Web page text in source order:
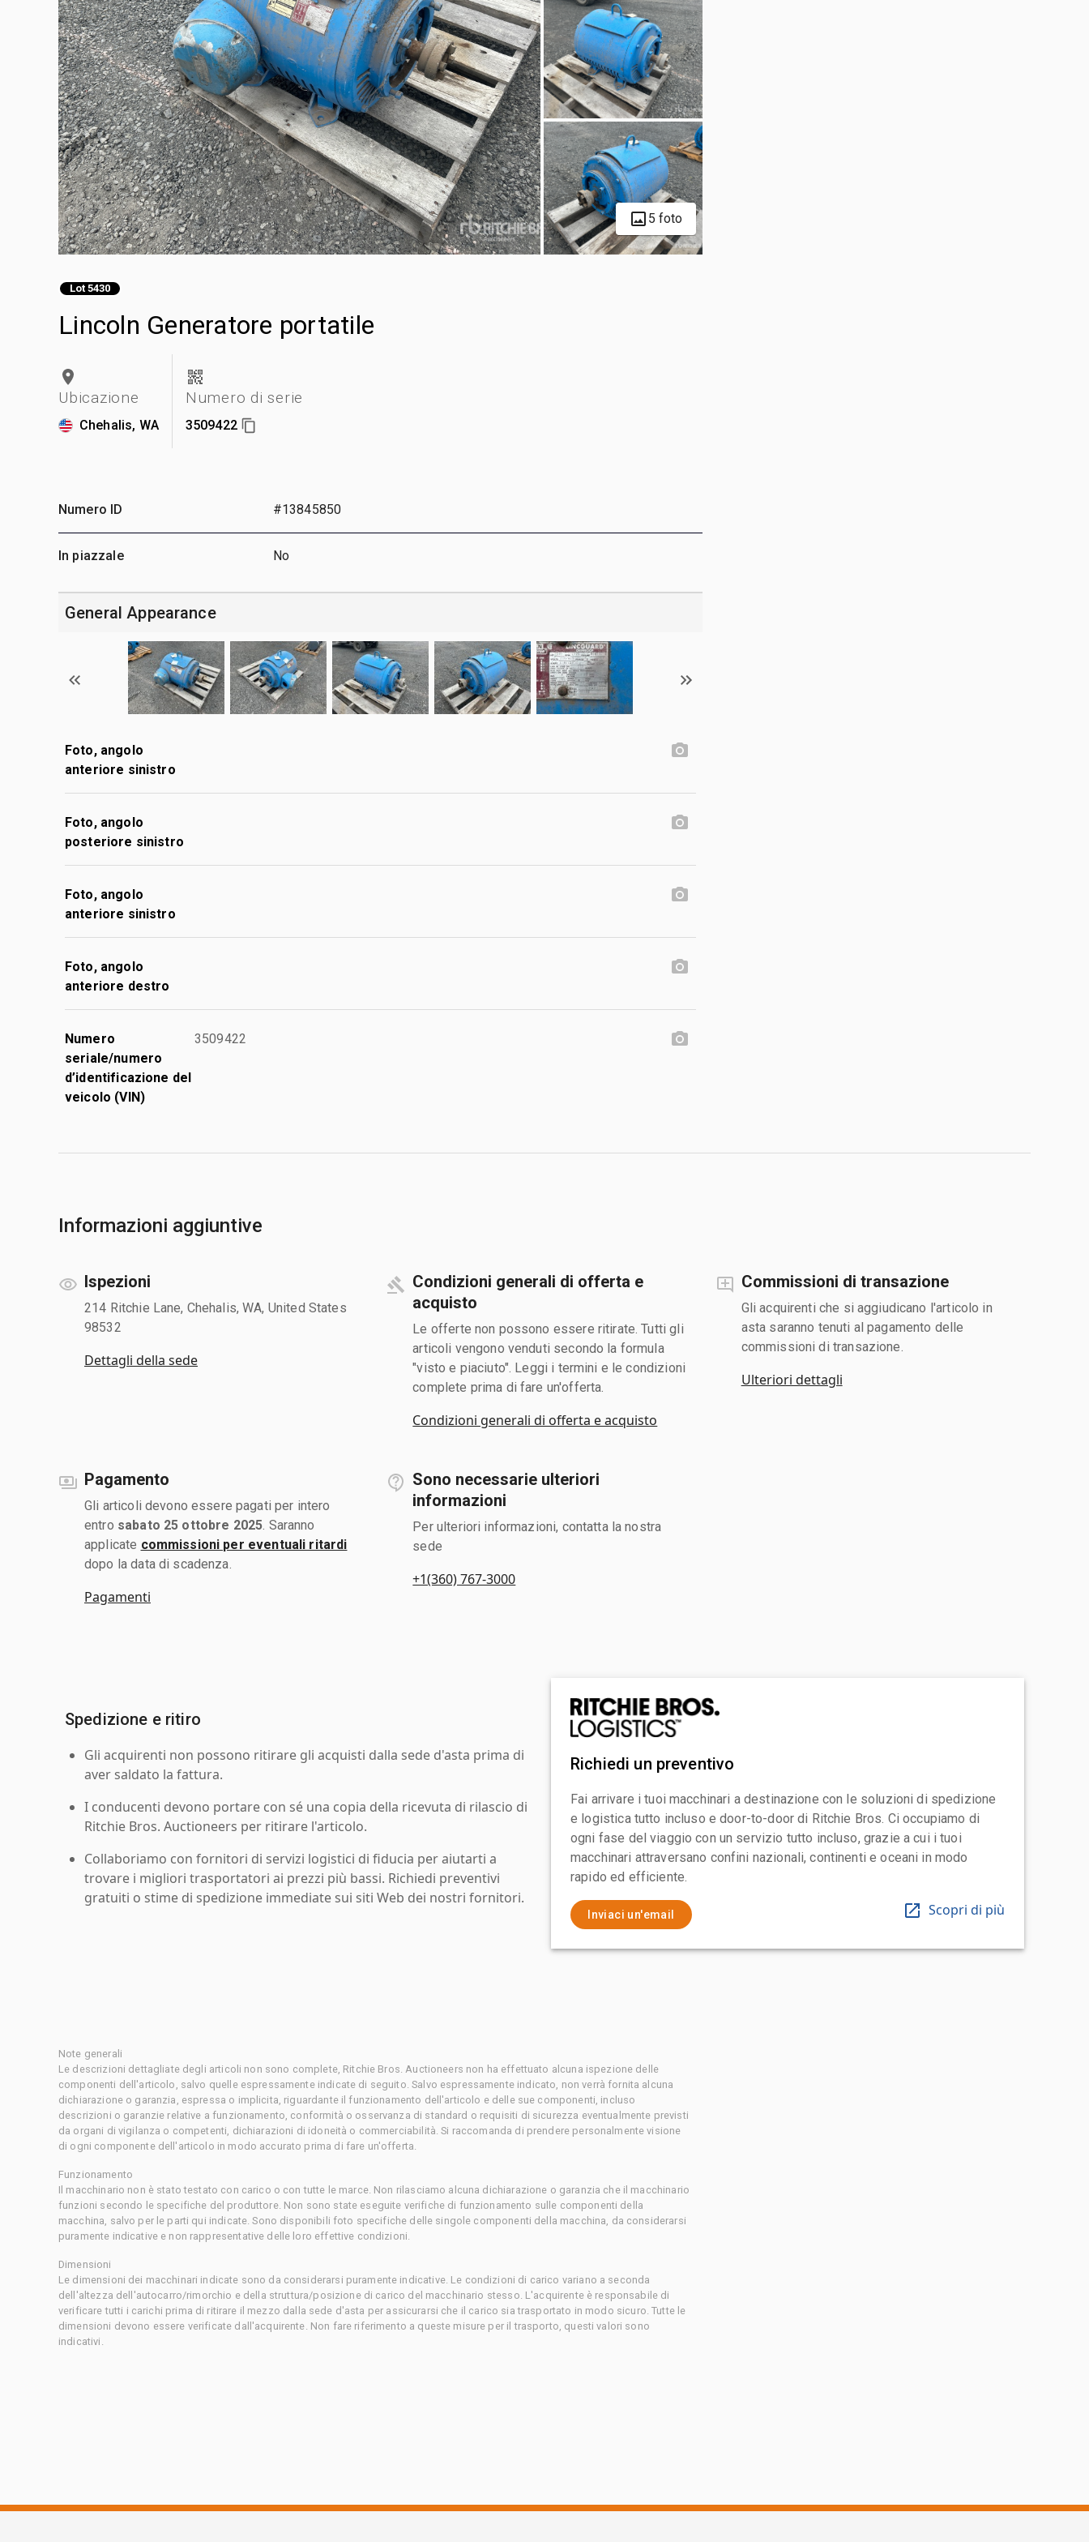
5 foto
Lot 5430
Lincoln Generatore portatile
Ubicazione
Chehalis, WA
Numero di serie
3509422
Numero ID #13845850
In piazzale No
General Appearance
Foto, angolo
anteriore sinistro
Foto, angolo
posteriore sinistro
Foto, angolo
anteriore sinistro
Foto, angolo
anteriore destro
Numero
seriale/numero
d’identificazione del
veicolo (VIN)
3509422
Informazioni aggiuntive
Ispezioni
214 Ritchie Lane, Chehalis, WA, United States
98532
Dettagli della sede
Condizioni generali di offerta e
acquisto
Le offerte non possono essere ritirate. Tutti gli
articoli vengono venduti secondo la formula
"visto e piaciuto". Leggi i termini e le condizioni
complete prima di fare un'offerta.
Condizioni generali di offerta e acquisto
Commissioni di transazione
Gli acquirenti che si aggiudicano l'articolo in
asta saranno tenuti al pagamento delle
commissioni di transazione.
Ulteriori dettagli
Pagamento
Gli articoli devono essere pagati per intero
entro sabato 25 ottobre 2025 . Saranno
applicate commissioni per eventuali ritardi
dopo la data di scadenza.
Pagamenti
Sono necessarie ulteriori
informazioni
Per ulteriori informazioni, contatta la nostra
sede
+1(360) 767-3000
Spedizione e ritiro
Gli acquirenti non possono ritirare gli acquisti dalla sede d'asta prima di
aver saldato la fattura.
I conducenti devono portare con sé una copia della ricevuta di rilascio di
Ritchie Bros. Auctioneers per ritirare l'articolo.
Collaboriamo con fornitori di servizi logistici di fiducia per aiutarti a
trovare i migliori trasportatori ai prezzi più bassi. Richiedi preventivi
gratuiti o stime di spedizione immediate sui siti Web dei nostri fornitori.
Richiedi un preventivo
Fai arrivare i tuoi macchinari a destinazione con le soluzioni di spedizione
e logistica tutto incluso e door-to-door di Ritchie Bros. Ci occupiamo di
ogni fase del viaggio con un servizio tutto incluso, grazie a cui i tuoi
macchinari attraversano confini nazionali, continenti e oceani in modo
rapido ed efficiente.
Inviaci un'email Scopri di più
Note generali
Le descrizioni dettagliate degli articoli non sono complete, Ritchie Bros. Auctioneers non ha effettuato alcuna ispezione delle
componenti dell'articolo, salvo quelle espressamente indicate di seguito. Salvo espressamente indicato, non verrà fornita alcuna
dichiarazione o garanzia, espressa o implicita, riguardante il funzionamento dell'articolo e delle sue componenti, incluso
descrizioni o garanzie relative a funzionamento, conformità o osservanza di standard o requisiti di sicurezza eventualmente previsti
da organi di vigilanza o competenti, dichiarazioni di idoneità o commerciabilità. Si raccomanda di prendere personalmente visione
di ogni componente dell'articolo in modo accurato prima di fare un'offerta.
Funzionamento
Il macchinario non è stato testato con carico o con tutte le marce. Non rilasciamo alcuna dichiarazione o garanzia che il macchinario
funzioni secondo le specifiche del produttore. Non sono state eseguite verifiche di funzionamento sulle componenti della
macchina, salvo per le parti qui indicate. Sono disponibili foto specifiche delle singole componenti della macchina, da considerarsi
puramente indicative e non rappresentative delle loro effettive condizioni.
Dimensioni
Le dimensioni dei macchinari indicate sono da considerarsi puramente indicative. Le condizioni di carico variano a seconda
dell'altezza dell'autocarro/rimorchio e della struttura/posizione di carico del macchinario stesso. L'acquirente è responsabile di
verificare tutti i carichi prima di ritirare il mezzo dalla sede d'asta per assicurarsi che il carico sia trasportato in modo sicuro. Tutte le
dimensioni devono essere verificate dall'acquirente. Non fare riferimento a queste misure per il trasporto, questi valori sono
indicativi.